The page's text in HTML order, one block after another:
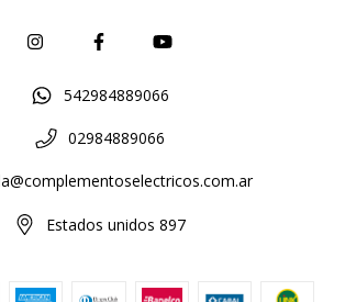
542984889066
02984889066
Estados unidos 897